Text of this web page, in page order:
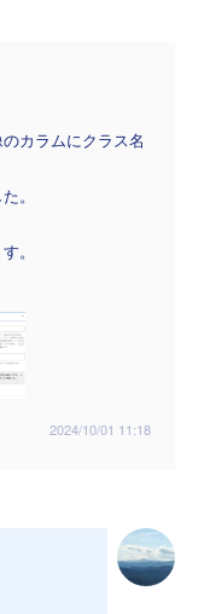
カラムにクラス名
。
。
2024/10/01 11:18